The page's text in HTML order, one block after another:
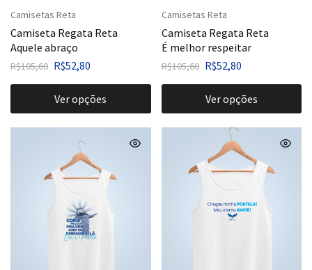
Camisetas Reta
Camiseta Regata Reta
Aquele abraço
R$105,60 R$52,80
Ver opções
Camisetas Reta
Camiseta Regata Reta
É melhor respeitar
R$105,60 R$52,80
Ver opções